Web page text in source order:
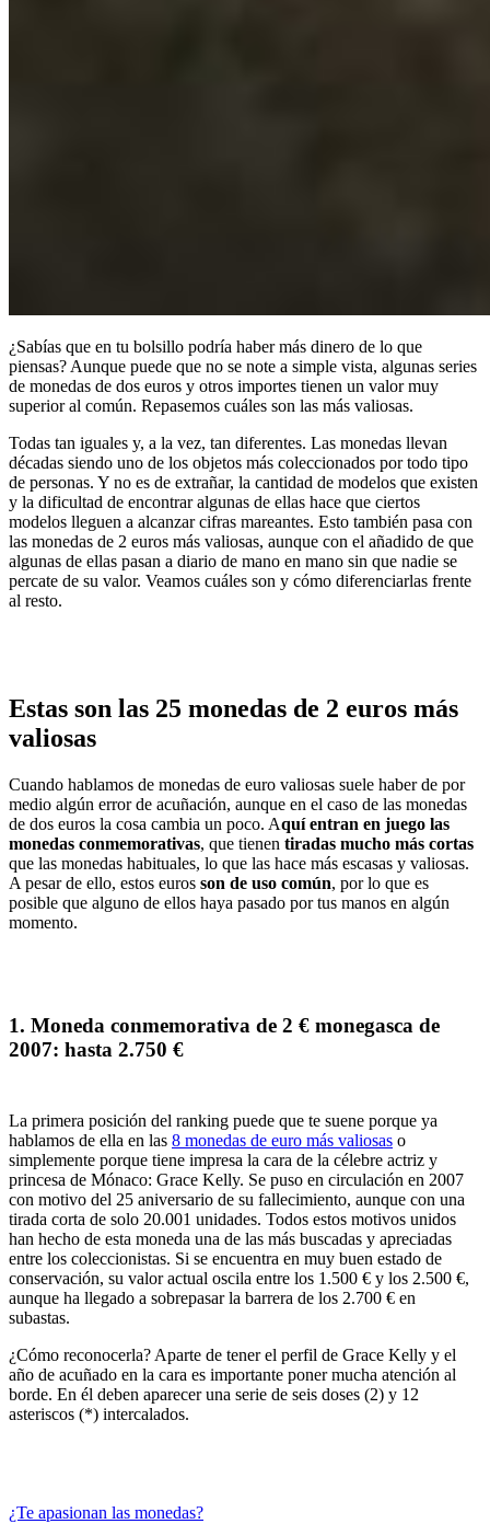
¿Sabías que en tu bolsillo podría haber más dinero de lo que
piensas? Aunque puede que no se note a simple vista, algunas series
de monedas de dos euros y otros importes tienen un valor muy
superior al común. Repasemos cuáles son las más valiosas.
Todas tan iguales y, a la vez, tan diferentes. Las monedas llevan
décadas siendo uno de los objetos más coleccionados por todo tipo
de personas. Y no es de extrañar, la cantidad de modelos que existen
y la dificultad de encontrar algunas de ellas hace que ciertos
modelos lleguen a alcanzar cifras mareantes. Esto también pasa con
las monedas de 2 euros más valiosas, aunque con el añadido de que
algunas de ellas pasan a diario de mano en mano sin que nadie se
percate de su valor. Veamos cuáles son y cómo diferenciarlas frente
al resto.
Estas son las 25 monedas de 2 euros más
valiosas
Cuando hablamos de monedas de euro valiosas suele haber de por
medio algún error de acuñación, aunque en el caso de las monedas
de dos euros la cosa cambia un poco. Aquí entran en juego las
monedas conmemorativas, que tienen tiradas mucho más cortas
que las monedas habituales, lo que las hace más escasas y valiosas.
A pesar de ello, estos euros son de uso común, por lo que es
posible que alguno de ellos haya pasado por tus manos en algún
momento.
1. Moneda conmemorativa de 2 € monegasca de
2007: hasta 2.750 €
La primera posición del ranking puede que te suene porque ya
hablamos de ella en las 8 monedas de euro más valiosas o
simplemente porque tiene impresa la cara de la célebre actriz y
princesa de Mónaco: Grace Kelly. Se puso en circulación en 2007
con motivo del 25 aniversario de su fallecimiento, aunque con una
tirada corta de solo 20.001 unidades. Todos estos motivos unidos
han hecho de esta moneda una de las más buscadas y apreciadas
entre los coleccionistas. Si se encuentra en muy buen estado de
conservación, su valor actual oscila entre los 1.500 € y los 2.500 €,
aunque ha llegado a sobrepasar la barrera de los 2.700 € en
subastas.
¿Cómo reconocerla? Aparte de tener el perfil de Grace Kelly y el
año de acuñado en la cara es importante ponermucha atención al
borde. En él deben aparecer una serie de seis doses (2) y 12
asteriscos (*) intercalados.
¿Te apasionan las monedas?